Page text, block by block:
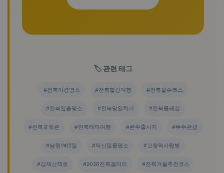
🏷️ 관련 태그
#전북야경명소 #전북힐링여행 #전북필수코스
#전북일출명소 #전북당일치기 #전북올레길
#전북포토존 #전북테마여행 #완주출사지 #무주관광
#남원1박2일 #익산일몰명소 #고창역사탐방
#김제산책로 #2026전북갤러리 #전북겨울추천코스